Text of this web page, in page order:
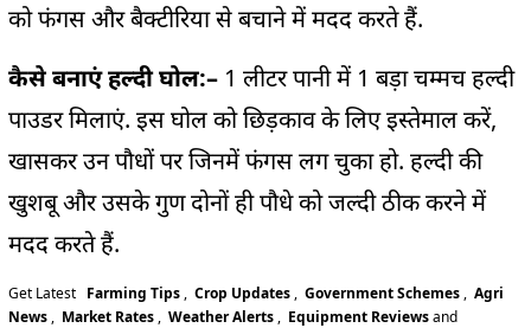
को फंगस और बैक्टीरिया से बचाने में मदद करते हैं.
कैसे बनाएं हल्दी घोल:– 1 लीटर पानी में 1 बड़ा चम्मच हल्दी
पाउडर मिलाएं. इस घोल को छिड़काव के लिए इस्तेमाल करें,
खासकर उन पौधों पर जिनमें फंगस लग चुका हो. हल्दी की
खुशबू और उसके गुण दोनों ही पौधे को जल्दी ठीक करने में
मदद करते हैं.
Get Latest Farming Tips , Crop Updates , Government Schemes , Agri
News , Market Rates , Weather Alerts , Equipment Reviewsand